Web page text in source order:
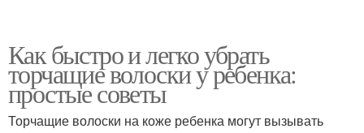
Как быстро и легко убрать
торчащие волоски у ребенка:
простые советы
Торчащие волоски на коже ребенка могут вызывать